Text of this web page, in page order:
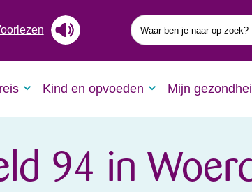
Waar
ben
je
Kind en opvoeden Mijn
94 in